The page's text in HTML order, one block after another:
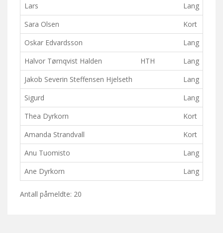
Lars
Lang
Sara Olsen
Kort
Oskar Edvardsson
Lang
Halvor Tørnqvist Halden
HTH
Lang
Jakob Severin Steffensen Hjelseth
Lang
Sigurd
Lang
Thea Dyrkorn
Kort
Amanda Strandvall
Kort
Anu Tuomisto
Lang
Ane Dyrkorn
Lang
Antall påmeldte: 20